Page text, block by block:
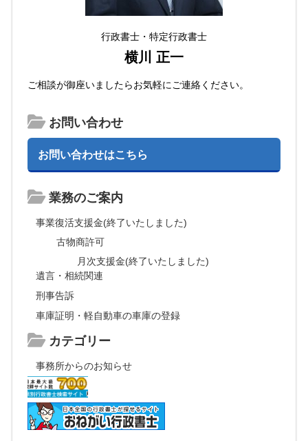
行政書士・特定行政書士
横川 正一
ご相談が御座いましたらお気軽にご連絡ください。
お問い合わせ
お問い合わせはこちら
業務のご案内
事業復活支援金(終了いたしました)
古物商許可
月次支援金(終了いたしました)
遺言・相続関連
刑事告訴
車庫証明・軽自動車の車庫の登録
カテゴリー
事務所からのお知らせ